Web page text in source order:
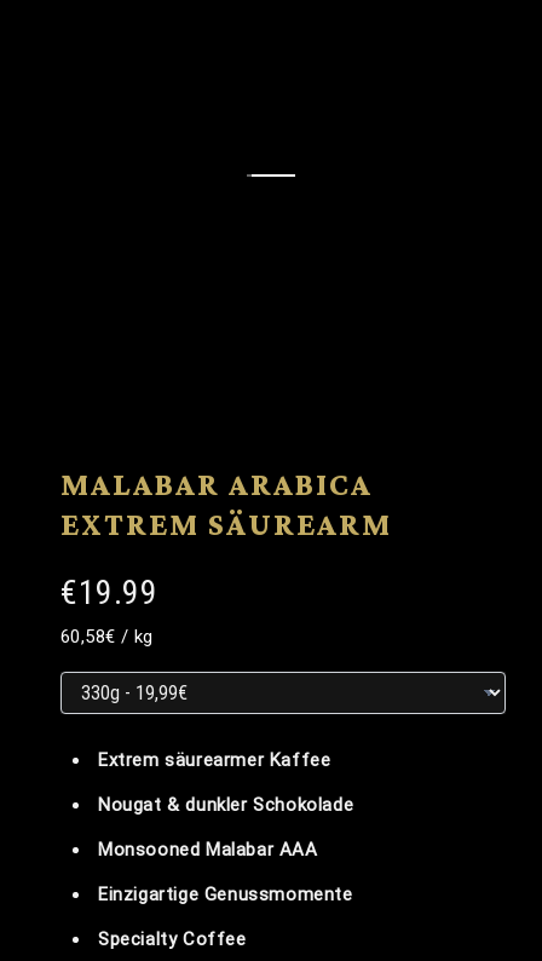
MALABAR ARABICA
EXTREM SÄUREARM
€19.99
Grundpreis
Grundpreis
60,58€ / pro
kg
Extrem säurearmer Kaffee
Nougat & dunkler Schokolade
Monsooned Malabar AAA
Einzigartige Genussmomente
Specialty Coffee